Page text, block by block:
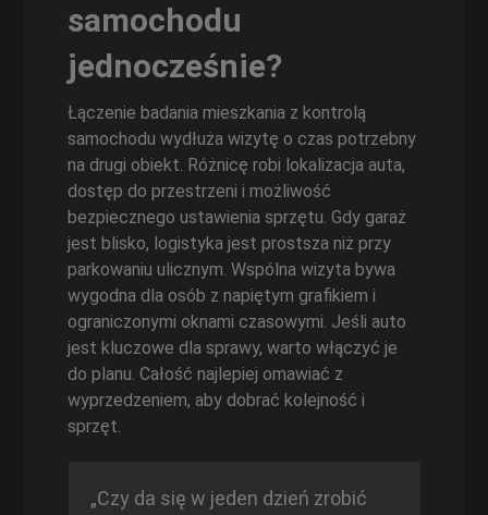
samochodu
jednocześnie?
Łączenie badania mieszkania z kontrolą
samochodu wydłuża wizytę o czas potrzebny
na drugi obiekt. Różnicę robi lokalizacja auta,
dostęp do przestrzeni i możliwość
bezpiecznego ustawienia sprzętu. Gdy garaż
jest blisko, logistyka jest prostsza niż przy
parkowaniu ulicznym. Wspólna wizyta bywa
wygodna dla osób z napiętym grafikiem i
ograniczonymi oknami czasowymi. Jeśli auto
jest kluczowe dla sprawy, warto włączyć je
do planu. Całość najlepiej omawiać z
wyprzedzeniem, aby dobrać kolejność i
sprzęt.
„Czy da się w jeden dzień zrobić